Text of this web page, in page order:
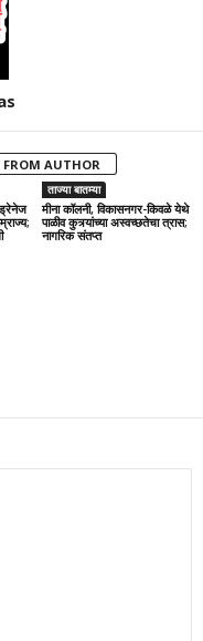
FROM AUTHOR
ड्रेनेज
ताज्या बातम्या
मीना कॉलनी, विकासनगर-किवळे येथे
पाळीव कुत्र्यांच्या अस्वच्छतेचा त्रास;
नागरिक संतप्त